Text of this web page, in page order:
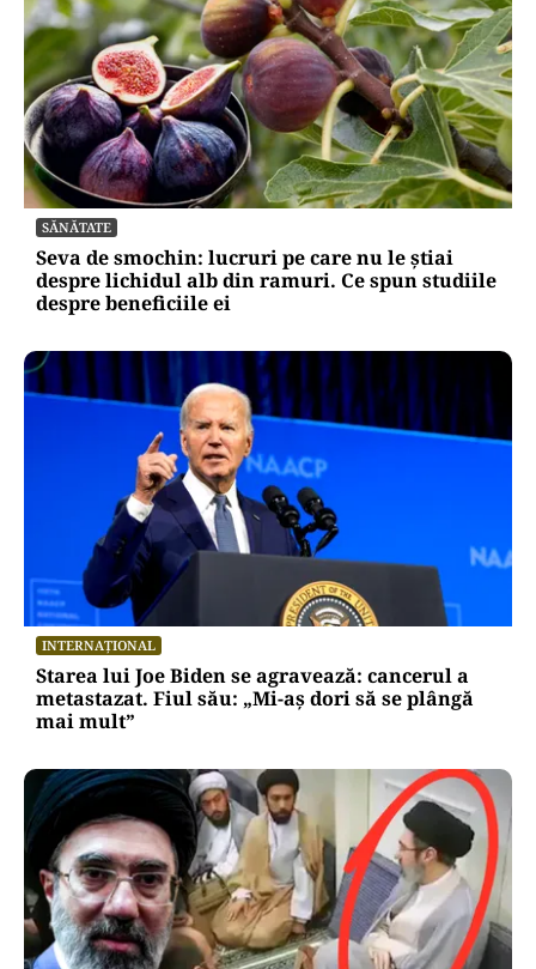
SĂNĂTATE
Seva de smochin: lucruri pe care nu le știai
despre lichidul alb din ramuri. Ce spun studiile
despre beneficiile ei
INTERNAȚIONAL
Starea lui Joe Biden se agravează: cancerul a
metastazat. Fiul său: „Mi-aș dori să se plângă
mai mult”